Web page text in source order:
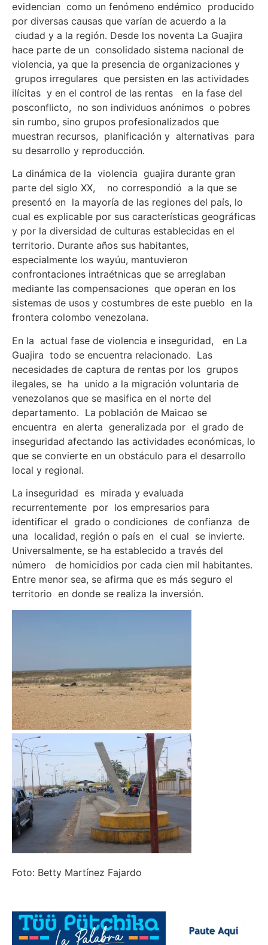
evidencian como un fenómeno endémico producido
por diversas causas que varían de acuerdo a la
ciudad y a la región. Desde los noventa La Guajira
hace parte de un consolidado sistema nacional de
violencia, ya que la presencia de organizaciones y
grupos irregulares que persisten en las actividades
ilícitas y en el control de las rentas en la fase del
posconflicto, no son individuos anónimos o pobres
sin rumbo, sino grupos profesionalizados que
muestran recursos, planificación y alternativas para
su desarrollo y reproducción.
La dinámica de la violencia guajira durante gran
parte del siglo XX, no correspondió a la que se
presentó en la mayoría de las regiones del país, lo
cual es explicable por sus características geográficas
y por la diversidad de culturas establecidas en el
territorio. Durante años sus habitantes,
especialmente los wayúu, mantuvieron
confrontaciones intraétnicas que se arreglaban
mediante las compensaciones que operan en los
sistemas de usos y costumbres de este pueblo en la
frontera colombo venezolana.
En la actual fase de violencia e inseguridad, en La
Guajira todo se encuentra relacionado. Las
necesidades de captura de rentas por los grupos
ilegales, se ha unido a la migración voluntaria de
venezolanos que se masifica en el norte del
departamento. La población de Maicao se
encuentra en alerta generalizada por el grado de
inseguridad afectando las actividades económicas, lo
que se convierte en un obstáculo para el desarrollo
local y regional.
La inseguridad es mirada y evaluada
recurrentemente por los empresarios para
identificar el grado o condiciones de confianza de
una localidad, región o país en el cual se invierte.
Universalmente, se ha establecido a través del
número de homicidios por cada cien mil habitantes.
Entre menor sea, se afirma que es más seguro el
territorio en donde se realiza la inversión.
Foto: Betty Martínez Fajardo